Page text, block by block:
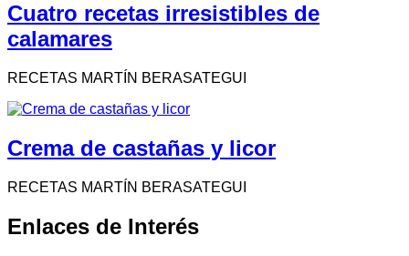
Cuatro recetas irresistibles de
calamares
RECETAS MARTÍN BERASATEGUI
Crema de castañas y licor
RECETAS MARTÍN BERASATEGUI
Enlaces de Interés